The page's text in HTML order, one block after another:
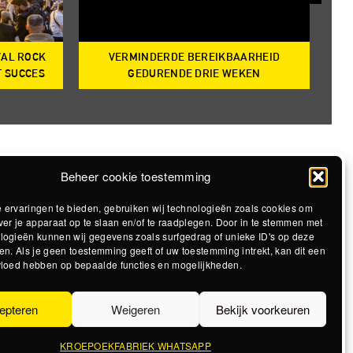
Beheer cookie toestemming
ervaringen te bieden, gebruiken wij technologieën zoals cookies om
je apparaat op te slaan en/of te raadplegen. Door in te stemmen met
kunnen wij gegevens zoals surfgedrag of unieke ID's op deze
Als je geen toestemming geeft of uw toestemming intrekt, kan dit een
hebben op bepaalde functies en mogelijkheden.
Weigeren Bekijk voorkeuren
KROEPOEKFABRIEK WHATSAPP
ROCK
SUCCES
VERMINDERDE BEREIKBAARHEID
GEDURENDE DRIE WEKEN